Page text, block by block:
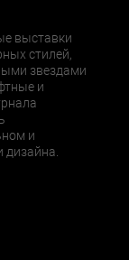
выставки
стилей,
звездами
и
и
дизайна.